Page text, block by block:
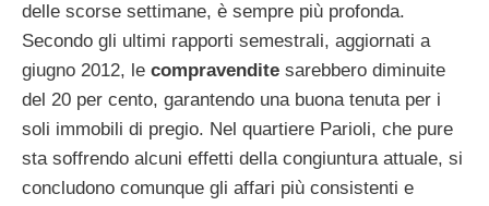
delle scorse settimane, è sempre più profonda.
Secondo gli ultimi rapporti semestrali, aggiornati a
giugno 2012, le compravendite sarebbero diminuite
del 20 per cento, garantendo una buona tenuta per i
soli immobili di pregio. Nel quartiere Parioli, che pure
sta soffrendo alcuni effetti della congiuntura attuale, si
concludono comunque gli affari più consistenti e